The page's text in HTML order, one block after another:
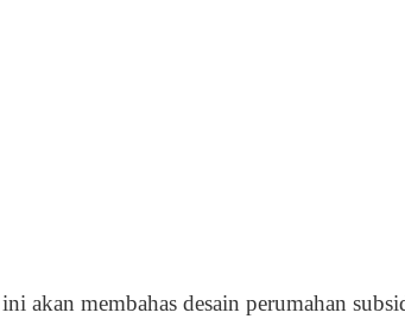
akan membahas desain perumahan